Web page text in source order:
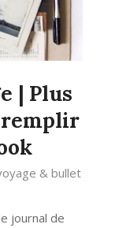
| Plus
remplir
& bullet
journal de